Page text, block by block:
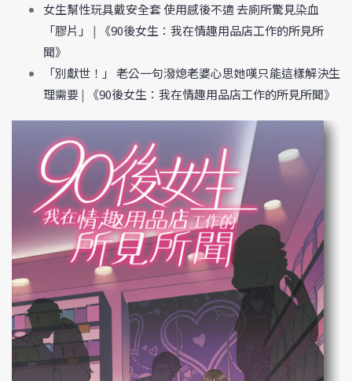
女生幫性玩具戴安全套 使用感後不適 去廁所驚見染血
「膠片」
|
《90後女生：我在情趣用品店工作的所見所
聞》
「別獻世！」 老公一句潑熄老婆心思她嘆只能這樣解決生
理需要| 《90後女生：我在情趣用品店工作的所見所聞》